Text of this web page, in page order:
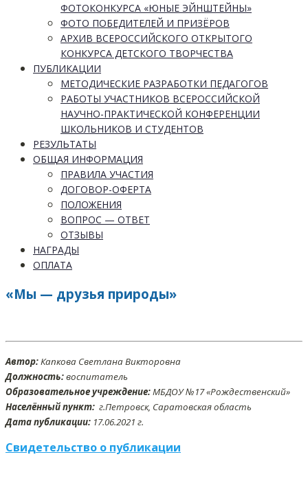
ФОТОКОНКУРСА «ЮНЫЕ ЭЙНШТЕЙНЫ»
ФОТО ПОБЕДИТЕЛЕЙ И ПРИЗЁРОВ
АРХИВ ВСЕРОССИЙСКОГО ОТКРЫТОГО
КОНКУРСА ДЕТСКОГО ТВОРЧЕСТВА
ПУБЛИКАЦИИ
МЕТОДИЧЕСКИЕ РАЗРАБОТКИ ПЕДАГОГОВ
РАБОТЫ УЧАСТНИКОВ ВСЕРОССИЙСКОЙ
НАУЧНО-ПРАКТИЧЕСКОЙ КОНФЕРЕНЦИИ
ШКОЛЬНИКОВ И СТУДЕНТОВ
РЕЗУЛЬТАТЫ
ОБЩАЯ ИНФОРМАЦИЯ
ПРАВИЛА УЧАСТИЯ
ДОГОВОР-ОФЕРТА
ПОЛОЖЕНИЯ
ВОПРОС — ОТВЕТ
ОТЗЫВЫ
НАГРАДЫ
ОПЛАТА
«Мы — друзья природы»
Автор:Капкова Светлана Викторовна
Должность:воспитатель
Образовательное учреждение:МБДОУ №17 «Рождественский»
Населённый пункт: г.Петровск, Саратовская область
Дата публикации: 17.06.2021 г.
Свидетельство о публикации